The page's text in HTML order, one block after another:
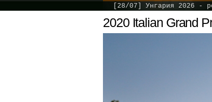
[28/07] Унгария 2026 -
2020 Italian Grand